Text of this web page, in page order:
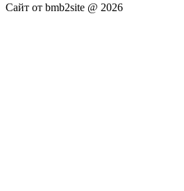
Сайт от bmb2site @ 2026